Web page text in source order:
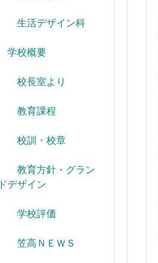
生活デザイン科
学校概要
校長室より
教育課程
校訓・校章
教育方針・グラン
ドデザイン
学校評価
笠高ＮＥＷＳ